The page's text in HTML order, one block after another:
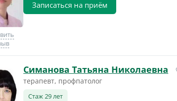
Записаться на приём
Симанова Татьяна Николаевна
терапевт, профпатолог
Стаж 29 лет